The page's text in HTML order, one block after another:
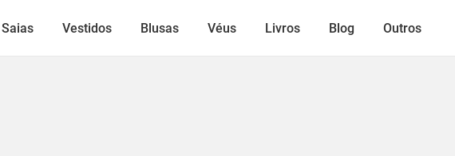
Saias Vestidos Blusas Véus Livros Blog Outros